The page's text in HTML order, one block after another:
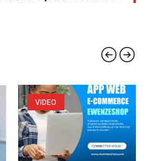
VIDEO